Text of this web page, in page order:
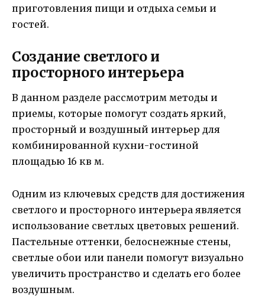
приготовления пищи и отдыха семьи и
гостей.
Создание светлого и
просторного интерьера
В данном разделе рассмотрим методы и
приемы, которые помогут создать яркий,
просторный и воздушный интерьер для
комбинированной кухни-гостиной
площадью 16 кв м.
Одним из ключевых средств для достижения
светлого и просторного интерьера является
использование светлых цветовых решений.
Пастельные оттенки, белоснежные стены,
светлые обои или панели помогут визуально
увеличить пространство и сделать его более
воздушным.